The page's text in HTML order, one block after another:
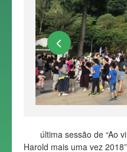
última sessão de “Ao
Harold mais uma vez